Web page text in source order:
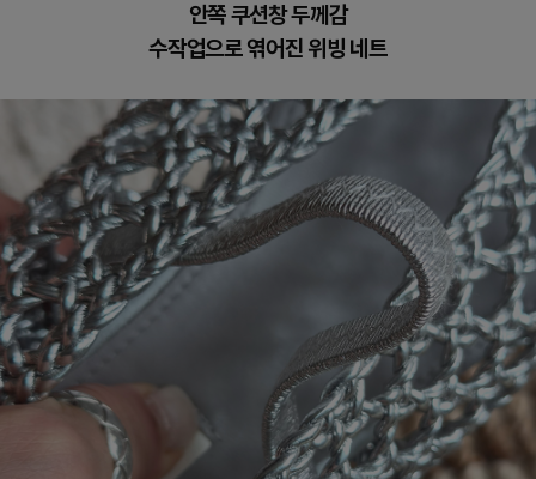
안쪽 쿠션창 두께감
수작업으로 엮어진 위빙 네트